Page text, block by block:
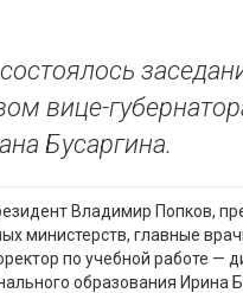
вице-
Бусаргина.
Владимир Попков,
министерств, главные
по учебной работе —
образования Ирина